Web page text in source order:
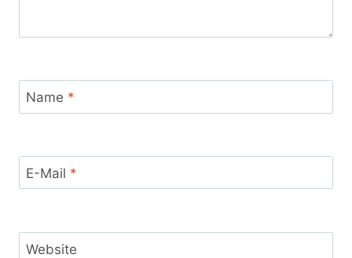
Name *
E-Mail *
Website